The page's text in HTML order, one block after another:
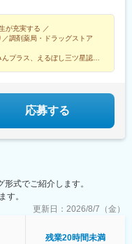
所：静岡県田方郡函南町肥
津川市中津川字大西667-1
反田130-5京都北営業所：京
営業所：富山県滑川市柳原
HPから
、春江駅、水落駅、しんざ
学前駅、切石駅、岩村田
駅、古庄駅、半田駅、荒子
霞ケ浦駅、光善寺駅、平野
宮山上駅、田村駅、唐崎駅、
郷駅、櫛ケ浜駅、府中駅(徳
、下曽根駅、高城駅、杵築
布志駅、日宇駅、玉名駅、
が充実する ／
調剤薬局・ドラッグストア
プラス、えるぼし三ツ星認定
応募する
式でご紹介します。
す。
更新日： 2026/8/7（金）
残業20時間未満